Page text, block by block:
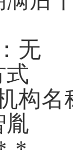
无
式
构名
胤